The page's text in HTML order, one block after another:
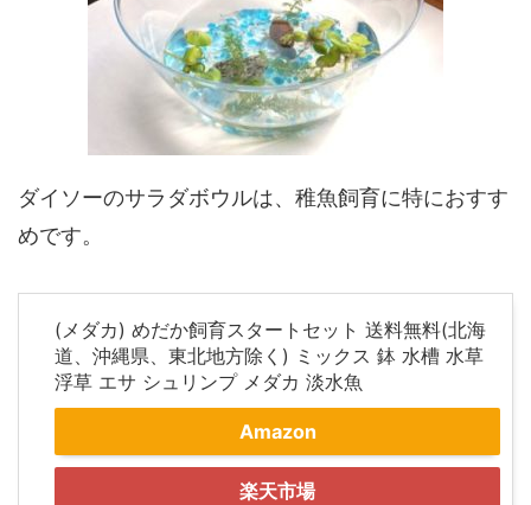
ダイソーのサラダボウルは、稚魚飼育に特におすす
めです。
(メダカ) めだか飼育スタートセット 送料無料(北海
道、沖縄県、東北地方除く) ミックス 鉢 水槽 水草
浮草 エサ シュリンプ メダカ 淡水魚
Amazon
楽天市場